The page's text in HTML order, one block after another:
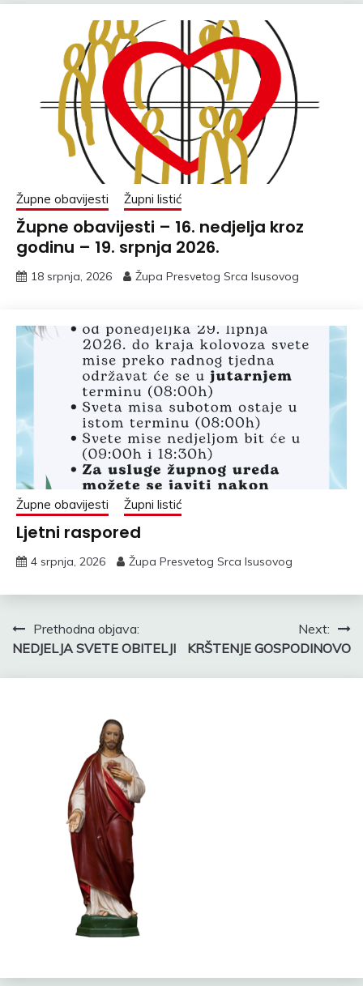
Župne obavijesti Župni listić
Župne obavijesti – 16. nedjelja kroz
godinu – 19. srpnja 2026.
18 srpnja, 2026 Župa Presvetog Srca Isusovog
Župne obavijesti Župni listić
Ljetni raspored
4 srpnja, 2026 Župa Presvetog Srca Isusovog
Navigacija
objava
Prethodna objava:
NEDJELJA SVETE OBITELJI
Next:
KRŠTENJE GOSPODINOVO